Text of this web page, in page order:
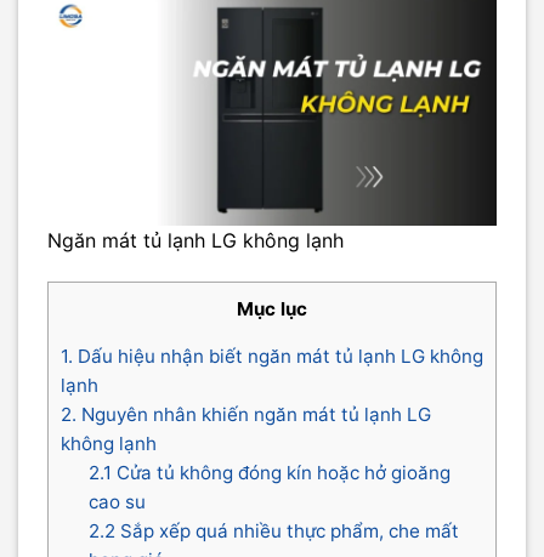
Ngăn mát tủ lạnh LG không lạnh
Mục lục
1. Dấu hiệu nhận biết ngăn mát tủ lạnh LG không
lạnh
2. Nguyên nhân khiến ngăn mát tủ lạnh LG
không lạnh
2.1 Cửa tủ không đóng kín hoặc hở gioăng
cao su
2.2 Sắp xếp quá nhiều thực phẩm, che mất